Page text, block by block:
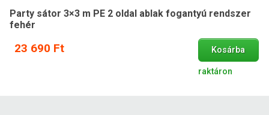
Party sátor 3×3 m PE 2 oldal ablak fogantyú rendszer
fehér
23 690 Ft Kosárba
raktáron